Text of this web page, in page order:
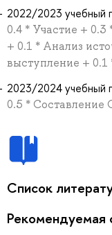
2022/2023 учебный
0.4 * Участие + 0.3
+ 0.1 * Анализ
выступление +
2023/2024 учебный
0.5 * Составление
Список
Рекомендуемая